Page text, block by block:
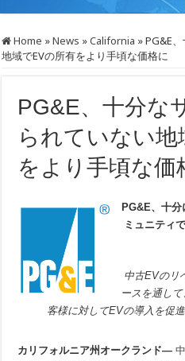
Home »News »California »PG&E
地域でEVの所有をより手頃な価格に
PG&E、十分な
られていない
をより手頃な価
PG&E、十
ミュニティ
中古EVのリ
ースを通し
客様に対してEVの導入を促
カリフォルニア州オークランド—